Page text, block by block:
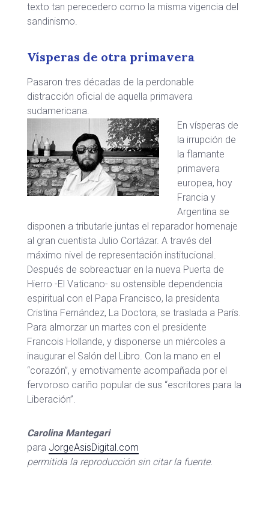
texto tan perecedero como la misma vigencia del
sandinismo.
Vísperas de otra primavera
Pasaron tres décadas de la perdonable
distracción oficial de aquella primavera
sudamericana.
En vísperas de
la irrupción de
la flamante
primavera
europea, hoy
Francia y
Argentina se
disponen a tributarle juntas el reparador homenaje
al gran cuentista Julio Cortázar. A través del
máximo nivel de representación institucional.
Después de sobreactuar en la nueva Puerta de
Hierro -El Vaticano- su ostensible dependencia
espiritual con el Papa Francisco, la presidenta
Cristina Fernández, La Doctora, se traslada a París.
Para almorzar un martes con el presidente
Francois Hollande, y disponerse un miércoles a
inaugurar el Salón del Libro. Con la mano en el
“corazón”, y emotivamente acompañada por el
fervoroso cariño popular de sus “escritores para la
Liberación”.
Carolina Mantegari
para JorgeAsisDigital.com
permitida la reproducción sin citar la fuente.